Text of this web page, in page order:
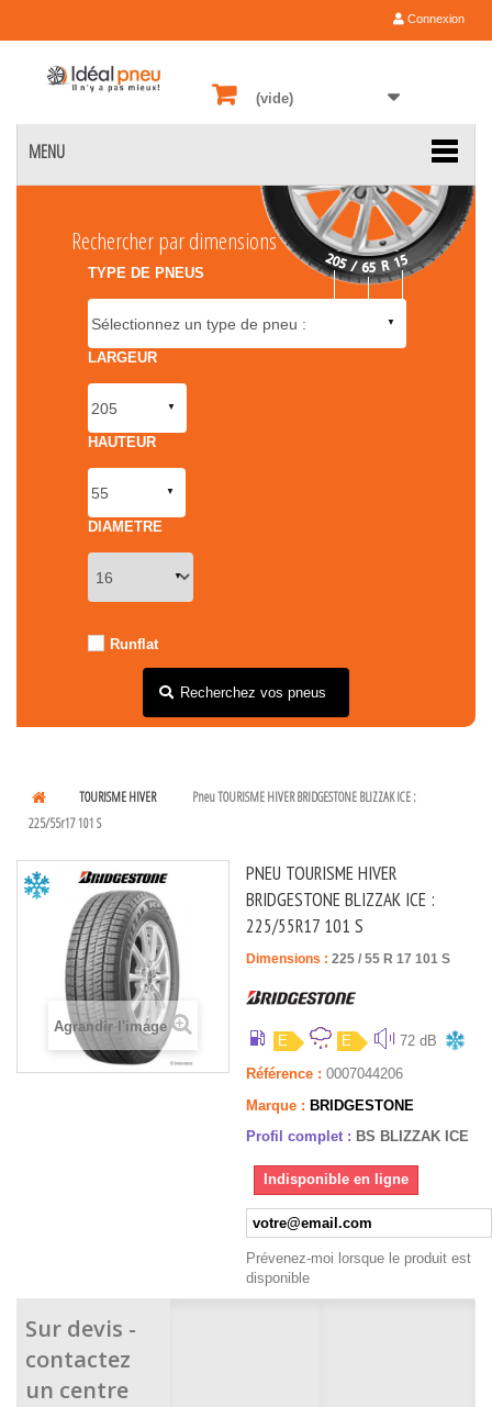
Connexion
(vide)
MENU
Rechercher par dimensions
TYPE DE PNEUS
LARGEUR
HAUTEUR
DIAMETRE
Runflat
Recherchez vos pneus
TOURISME HIVER
Pneu TOURISME HIVER BRIDGESTONE BLIZZAK ICE :
225/55r17 101 S
Agrandir l'image
PNEU TOURISME HIVER
BRIDGESTONE BLIZZAK ICE :
225/55R17 101 S
Dimensions : 225 / 55 R 17 101 S
E E 72 dB
Référence : 0007044206
Marque : BRIDGESTONE
Profil complet : BS BLIZZAK ICE
Indisponible en ligne
Prévenez-moi lorsque le produit est
disponible
Sur devis -
contactez
un centre